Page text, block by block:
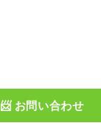
📨 お問い合わせ